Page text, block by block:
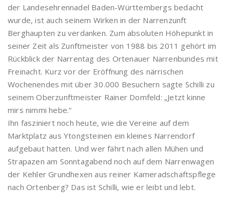
der Landesehrennadel Baden-Württembergs bedacht
wurde, ist auch seinem Wirken in der Narrenzunft
Berghaupten zu verdanken. Zum absoluten Höhepunkt in
seiner Zeit als Zunftmeister von 1988 bis 2011 gehört im
Rückblick der Narrentag des Ortenauer Narrenbundes mit
Freinacht. Kurz vor der Eröffnung des närrischen
Wochenendes mit über 30.000 Besuchern sagte Schilli zu
seinem Oberzunftmeister Rainer Domfeld: „Jetzt kinne
mirs nimmi hebe.“
Ihn fasziniert noch heute, wie die Vereine auf dem
Marktplatz aus Ytongsteinen ein kleines Narrendorf
aufgebaut hatten. Und wer fährt nach allen Mühen und
Strapazen am Sonntagabend noch auf dem Narrenwagen
der Kehler Grundhexen aus reiner Kameradschaftspflege
nach Ortenberg? Das ist Schilli, wie er leibt und lebt.